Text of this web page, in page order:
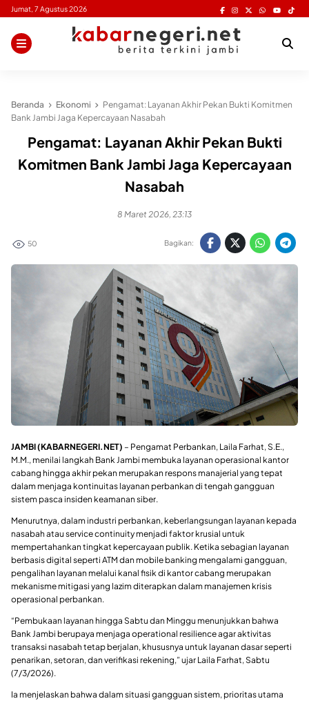
Skip
content
Jumat, 7 Agustus 2026
Beranda Ekonomi
Pengamat: Layanan Akhir Pekan Bukti Komitmen
Bank Jambi Jaga Kepercayaan Nasabah
Pengamat: Layanan Akhir Pekan Bukti
Komitmen Bank Jambi Jaga Kepercayaan
Nasabah
8 Maret 2026, 23:13
50 Bagikan:
JAMBI (KABARNEGERI.NET) – Pengamat Perbankan, Laila Farhat, S.E.,
M.M., menilai langkah Bank Jambi membuka layanan operasional kantor
cabang hingga akhir pekan merupakan respons manajerial yang tepat
dalam menjaga kontinuitas layanan perbankan di tengah gangguan
sistem pasca insiden keamanan siber.
Menurutnya, dalam industri perbankan, keberlangsungan layanan kepada
nasabah atau service continuity menjadi faktor krusial untuk
mempertahankan tingkat kepercayaan publik. Ketika sebagian layanan
berbasis digital seperti ATM dan mobile banking mengalami gangguan,
pengalihan layanan melalui kanal fisik di kantor cabang merupakan
mekanisme mitigasi yang lazim diterapkan dalam manajemen krisis
operasional perbankan.
“Pembukaan layanan hingga Sabtu dan Minggu menunjukkan bahwa
Bank Jambi berupaya menjaga operational resilience agar aktivitas
transaksi nasabah tetap berjalan, khususnya untuk layanan dasar seperti
penarikan, setoran, dan verifikasi rekening,” ujar Laila Farhat, Sabtu
(7/3/2026).
Ia menjelaskan bahwa dalam situasi gangguan sistem, prioritas utama